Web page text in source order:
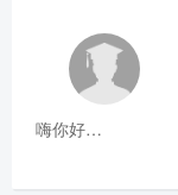
嗨你好8mm